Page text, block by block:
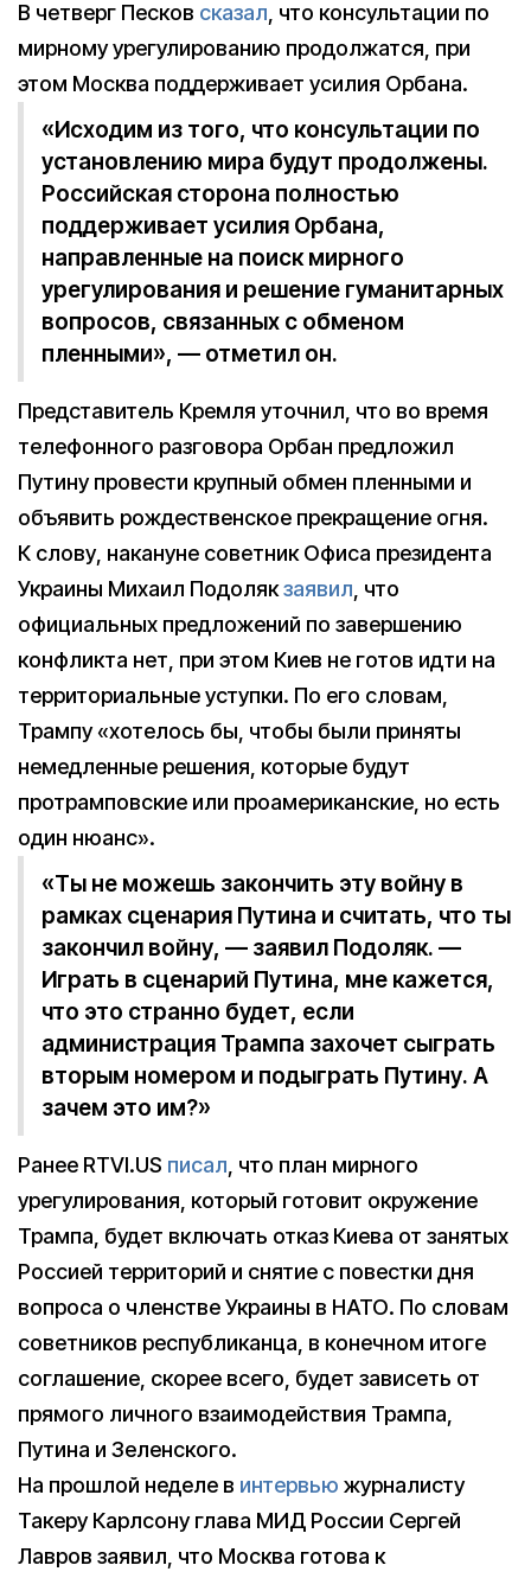
В четверг Песков сказал, что консультации по
мирному урегулированию продолжатся, при
этом Москва поддерживает усилия Орбана.
«Исходим из того, что консультации по
установлению мира будут продолжены.
Российская сторона полностью
поддерживает усилия Орбана,
направленные на поиск мирного
урегулирования и решение гуманитарных
вопросов, связанных с обменом
пленными», — отметил он.
Представитель Кремля уточнил, что во время
телефонного разговора Орбан предложил
Путину провести крупный обмен пленными и
объявить рождественское прекращение огня.
К слову, накануне советник Офиса президента
Украины Михаил Подолякзаявил, что
официальных предложений по завершению
конфликта нет, при этом Киев не готов идти на
территориальные уступки. По его словам,
Трампу «хотелось бы, чтобы были приняты
немедленные решения, которые будут
протрамповские или проамериканские, но есть
один нюанс».
«Ты не можешь закончить эту войну в
рамках сценария Путина и считать, что ты
закончил войну, — заявил Подоляк. —
Играть в сценарий Путина, мне кажется,
что это странно будет, если
администрация Трампа захочет сыграть
вторым номером и подыграть Путину. А
зачем это им?»
Ранее RTVI.US писал, что план мирного
урегулирования, который готовит окружение
Трампа, будет включать отказ Киева от занятых
Россией территорий и снятие с повестки дня
вопроса о членстве Украины в НАТО. По словам
советников республиканца, в конечном итоге
соглашение, скорее всего, будет зависеть от
прямого личного взаимодействия Трампа,
Путина и Зеленского.
На прошлой неделе в интервью журналисту
Такеру Карлсону глава МИД России Сергей
Лавров заявил, что Москва готова к